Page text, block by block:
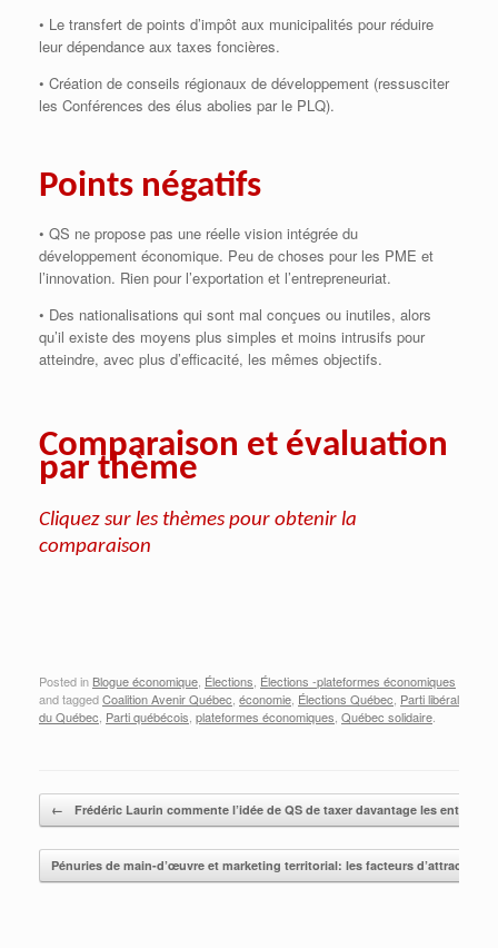
• Le transfert de points d’impôt aux municipalités pour réduire
leur dépendance aux taxes foncières.
• Création de conseils régionaux de développement (ressusciter
les Conférences des élus abolies par le PLQ).
Points négatifs
• QS ne propose pas une réelle vision intégrée du
développement économique. Peu de choses pour les PME et
l’innovation. Rien pour l’exportation et l’entrepreneuriat.
• Des nationalisations qui sont mal conçues ou inutiles, alors
qu’il existe des moyens plus simples et moins intrusifs pour
atteindre, avec plus d’efficacité, les mêmes objectifs.
Comparaison et évaluation
par thème
Cliquez sur les thèmes pour obtenir la
comparaison
Posted in Blogue économique Élections Élections -plateformes économiques
and taggedCoalition Avenir Québec économie Élections Québec Parti libéral
du Québec Parti québécois plateformes économiques Québec solidaire
Post navigation
← Frédéric Laurin commente l’idée de QS de taxer davantage les
Pénuries de main-d’œuvre et marketing territorial: les facteurs d’attraction